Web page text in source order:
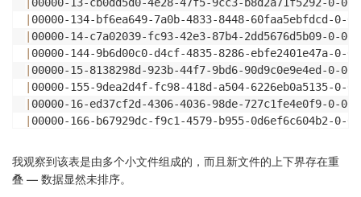
00000-134-bf6ea649-7a0b-4833-8448-60faa5ebfdcd-0-
00000-14-c7a02039-fc93-42e3-87b4-2dd5676d5b09-0-
00000-144-9b6d00c0-d4cf-4835-8286-ebfe2401e47a-0-
00000-15-8138298d-923b-44f7-9bd6-90d9c0e9e4ed-0-
00000-155-9dea2d4f-fc98-418d-a504-6226eb0a5135-0-
00000-16-ed37cf2d-4306-4036-98de-727c1fe4e0f9-0-
00000-166-b67929dc-f9c1-4579-b955-0d6ef6c604b2-0-
|00000-177-14a9db71-56bb-4325-93b6-737136f5118d-0-
| 00000-18-89cbb849-876a-441a-9ab0-8535b05cd222-0-
00000-188-6dc3dcca-ddc0-405e-aa0f-7de8637f993b-0-
我观察到该表是由多个小文件组成的，而且新文件的上下界存在重
叠 — 数据显然未排序。